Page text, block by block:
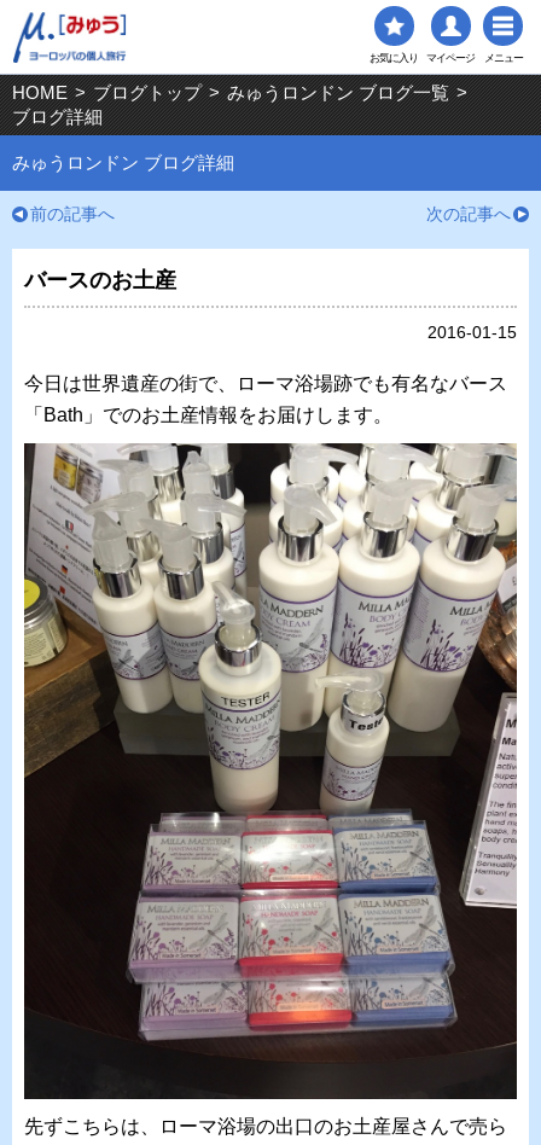
お気に入り マイページ メニュー
HOME > ブログトップ > みゅうロンドン ブログ一覧 >
ブログ詳細
みゅうロンドン ブログ詳細
前の記事へ 次の記事へ
バースのお土産
2016-01-15
今日は世界遺産の街で、ローマ浴場跡でも有名なバース
「Bath」でのお土産情報をお届けします。
先ずこちらは、ローマ浴場の出口のお土産屋さんで売ら